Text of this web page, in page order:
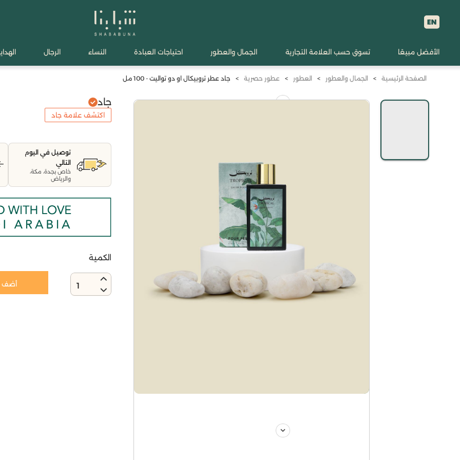
الأفضل مبيعًا تسوق حسب العلامة التجارية الجمال والعطور احتياجات العبادة النساء الرجال
الصفحة الرئيسية > الجمال والعطور > العطور > عطور حصرية > جاد عطر تروبيكال او دو تواليت - 100 مل
جاد
اكتشف علامة جاد
توصيل في اليوم
التالي
خاص بجدة، مكة،
والرياض
الكمية
1 أضف